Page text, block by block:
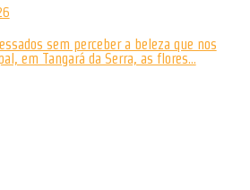
sem perceber a beleza que nos
em Tangará da Serra, as flores...